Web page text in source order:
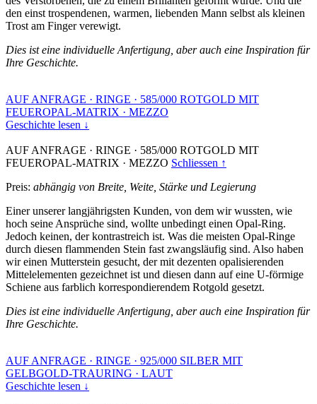
den einst trospendenen, warmen, liebenden Mann selbst als kleinen
Trost am Finger verewigt.
Dies ist eine individuelle Anfertigung, aber auch eine Inspiration für
Ihre Geschichte.
AUF ANFRAGE · RINGE · 585/000 ROTGOLD MIT
FEUEROPAL-MATRIX · MEZZO
Geschichte lesen ↓
AUF ANFRAGE · RINGE · 585/000 ROTGOLD MIT
FEUEROPAL-MATRIX · MEZZO Schliessen ↑
Preis: abhängig von Breite, Weite, Stärke und Legierung
Einer unserer langjährigsten Kunden, von dem wir wussten, wie
hoch seine Ansprüche sind, wollte unbedingt einen Opal-Ring.
Jedoch keinen, der kontrastreich ist. Was die meisten Opal-Ringe
durch diesen flammenden Stein fast zwangsläufig sind. Also haben
wir einen Mutterstein gesucht, der mit dezenten opalisierenden
Mittelelementen gezeichnet ist und diesen dann auf eine U-förmige
Schiene aus farblich korrespondierendem Rotgold gesetzt.
Dies ist eine individuelle Anfertigung, aber auch eine Inspiration für
Ihre Geschichte.
AUF ANFRAGE · RINGE · 925/000 SILBER MIT
GELBGOLD-TRAURING · LAUT
Geschichte lesen ↓